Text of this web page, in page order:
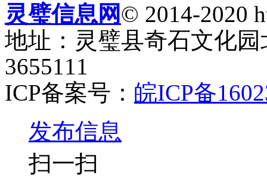
灵璧信息网© 2014-2020
地址：灵璧县奇石文化
3655111
ICP备案号： 皖ICP备
发布信息
扫一扫